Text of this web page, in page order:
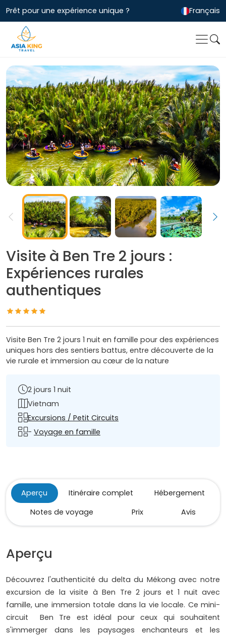
Prêt pour une expérience unique ? Français
Visite à Ben Tre 2 jours :
Expériences rurales
authentiques
Visite Ben Tre 2 jours 1 nuit en famille pour des expériences
uniques hors des sentiers battus, entre découverte de la
vie rurale et immersion au cœur de la nature
2 jours 1 nuit
Vietnam
Excursions / Petit Circuits
- Voyage en famille
Aperçu Itinéraire complet
Hébergement
Notes de voyage
Prix Avis
Aperçu
Découvrez l'authenticité du delta du Mékong avec notre
excursion de la visite à Ben Tre 2 jours et 1 nuit avec
famille, une immersion totale dans la vie locale. Ce mini-
circuit Ben Tre est idéal pour ceux qui souhaitent
s'immerger dans les paysages enchanteurs et les